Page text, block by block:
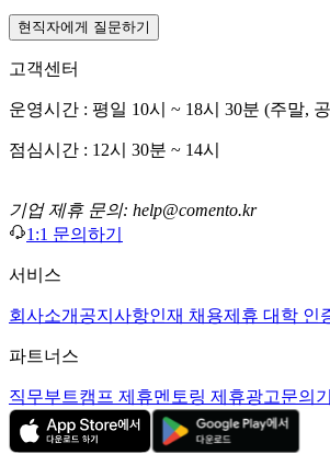
현직자에게 질문하기
고객센터
운영시간 : 평일 10시 ~ 18시 30분 (주말,
점심시간 : 12시 30분 ~ 14시
기업 제휴 문의: help@comento.kr
1:1 문의하기
서비스
회사소개 공지사항인재 채용제휴 대학 인
파트너스
직무부트캠프 제휴멘토링 제휴광고문의